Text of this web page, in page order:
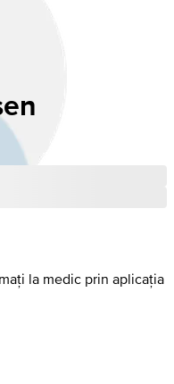
la medic prin aplicația